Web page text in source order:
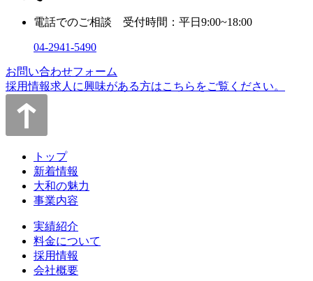
電話でのご相談 受付時間：平日9:00~18:00
04-2941-5490
お問い合わせフォーム
採用情報求人に興味がある方はこちらをご覧ください。
トップ
新着情報
大和の魅力
事業内容
実績紹介
料金について
採用情報
会社概要